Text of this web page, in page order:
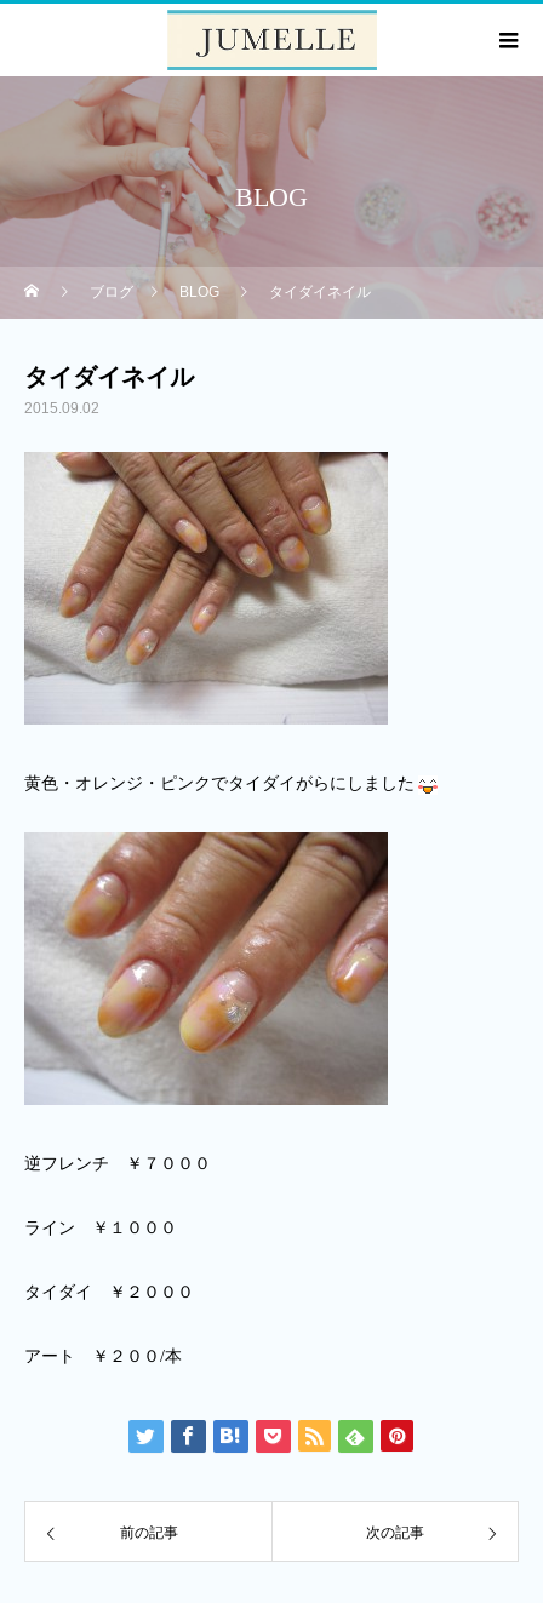
BLOG
ブログ BLOG タイダイネイル
タイダイネイル
2015.09.02
黄色・オレンジ・ピンクでタイダイがらにしました
逆フレンチ ￥７０００
ライン ￥１０００
タイダイ ￥２０００
アート ￥２００/本
前の記事 次の記事